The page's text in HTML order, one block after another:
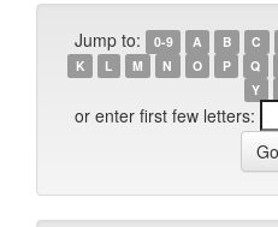
Jump to: 0-9 A B C
K
L M N O P Q
Y
or enter first few letters: